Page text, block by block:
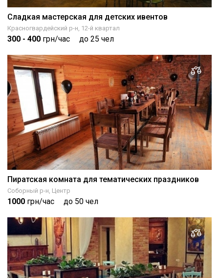
Сладкая мастерская для детских ивентов
Красногвардейский р-н, 12-й квартал
300 - 400 грн/час до 25 чел
Пиратская комната для тематических праздников
Соборный р-н, Центр
1000 грн/час до 50 чел